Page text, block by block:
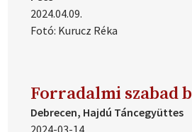
2024.04.09.
Fotó: Kurucz Réka
Forradalmi szabad
Debrecen, Hajdú Táncegyüttes
2024-03-14